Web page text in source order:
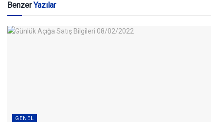
BenzerYazılar
GENEL